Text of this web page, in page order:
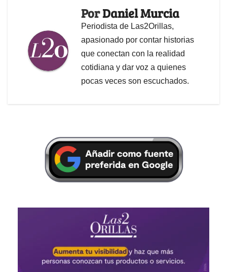
PorDaniel Murcia
Periodista de Las2Orillas,
apasionado por contar historias
que conectan con la realidad
cotidiana y dar voz a quienes
pocas veces son escuchados.